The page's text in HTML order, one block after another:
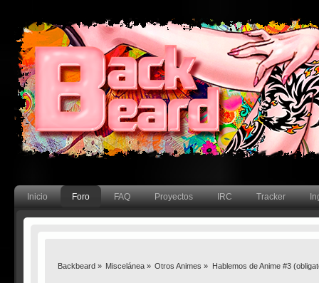
Inicio Foro FAQ Proyectos IRC Tracker
Backbeard» Miscelánea » Otros Animes » Hablemos de Anime #3